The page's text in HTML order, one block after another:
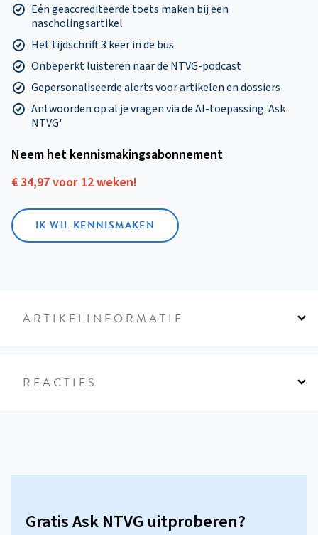
Eén geaccrediteerde toets maken bij een
nascholingsartikel
Het tijdschrift 3 keer in de bus
Onbeperkt luisteren naar de NTVG-podcast
Gepersonaliseerde alerts voor artikelen en dossiers
Antwoorden op al je vragen via de AI-toepassing 'Ask
NTVG'
Neem het kennismakings­abonnement
€ 34,97 voor 12 weken!
IK WIL KENNISMAKEN
ARTIKELINFORMATIE
REACTIES
Gratis Ask NTVG uitproberen?